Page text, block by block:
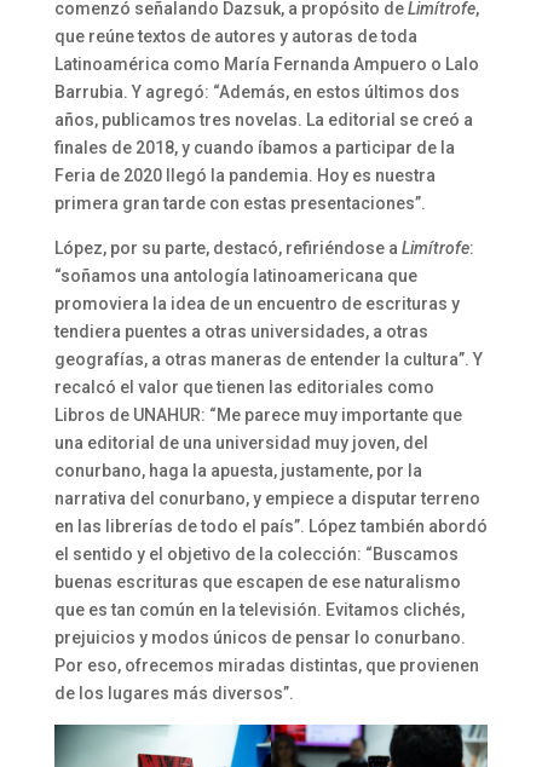
comenzó señalando Dazsuk, a propósito deLimítrofe,
que reúne textos de autores y autoras de toda
Latinoamérica como María Fernanda Ampuero o Lalo
Barrubia. Y agregó: “Además, en estos últimos dos
años, publicamos tres novelas. La editorial se creó a
finales de 2018, y cuando íbamos a participar de la
Feria de 2020 llegó la pandemia. Hoy es nuestra
primera gran tarde con estas presentaciones”.
López, por su parte, destacó, refiriéndose a Limítrofe:
“soñamos una antología latinoamericana que
promoviera la idea de un encuentro de escrituras y
tendiera puentes a otras universidades, a otras
geografías, a otras maneras de entender la cultura”. Y
recalcó el valor que tienen las editoriales como
Libros de UNAHUR: “Me parece muy importante que
una editorial de una universidad muy joven, del
conurbano, haga la apuesta, justamente, por la
narrativa del conurbano, y empiece a disputar terreno
en las librerías de todo el país”. López también abordó
el sentido y el objetivo de la colección: “Buscamos
buenas escrituras que escapen de ese naturalismo
que es tan común en la televisión. Evitamos clichés,
prejuicios y modos únicos de pensar lo conurbano.
Por eso, ofrecemos miradas distintas, que provienen
de los lugares más diversos”.